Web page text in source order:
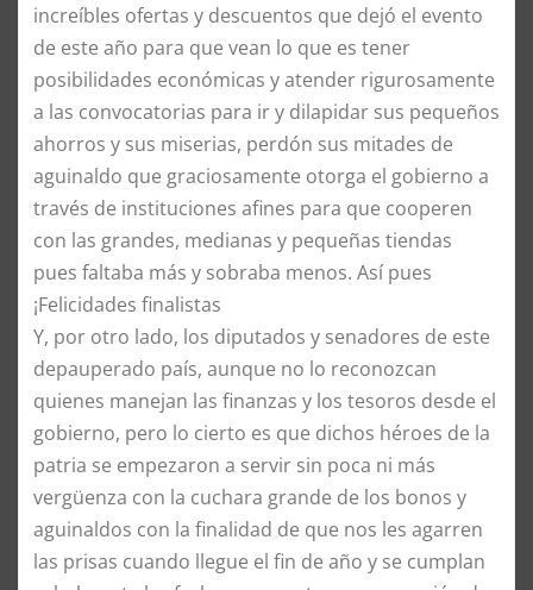
increíbles ofertas y descuentos que dejó el evento
de este año para que vean lo que es tener
posibilidades económicas y atender rigurosamente
a las convocatorias para ir y dilapidar sus pequeños
ahorros y sus miserias, perdón sus mitades de
aguinaldo que graciosamente otorga el gobierno a
través de instituciones afines para que cooperen
con las grandes, medianas y pequeñas tiendas
pues faltaba más y sobraba menos. Así pues
¡Felicidades finalistas
Y, por otro lado, los diputados y senadores de este
depauperado país, aunque no lo reconozcan
quienes manejan las finanzas y los tesoros desde el
gobierno, pero lo cierto es que dichos héroes de la
patria se empezaron a servir sin poca ni más
vergüenza con la cuchara grande de los bonos y
aguinaldos con la finalidad de que nos les agarren
las prisas cuando llegue el fin de año y se cumplan